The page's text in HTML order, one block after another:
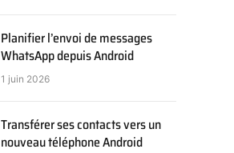
Planifier l’envoi de messages
WhatsApp depuis Android
1 juin 2026
Transférer ses contacts vers un
nouveau téléphone Android